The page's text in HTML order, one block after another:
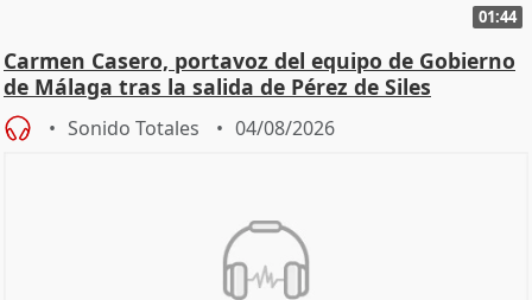
01:44
Carmen Casero, portavoz del equipo de Gobierno
de Málaga tras la salida de Pérez de Siles
Sonido Totales 04/08/2026